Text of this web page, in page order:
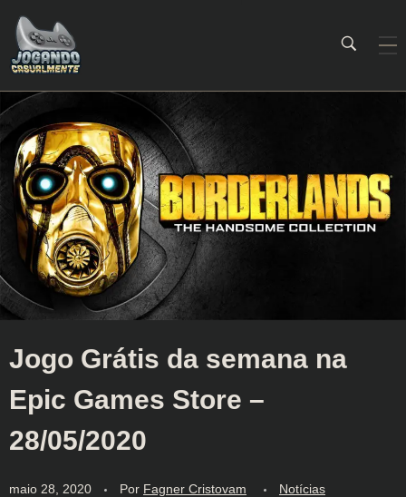
Jogo Grátis da semana na
Epic Games Store –
28/05/2020
maio 28, 2020 Por Fagner Cristovam Notícias